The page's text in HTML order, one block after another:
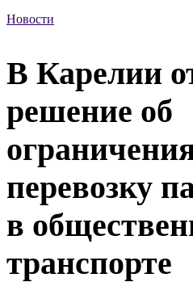
Новости
В Карелии
решение об
перевозку
в
транспорте